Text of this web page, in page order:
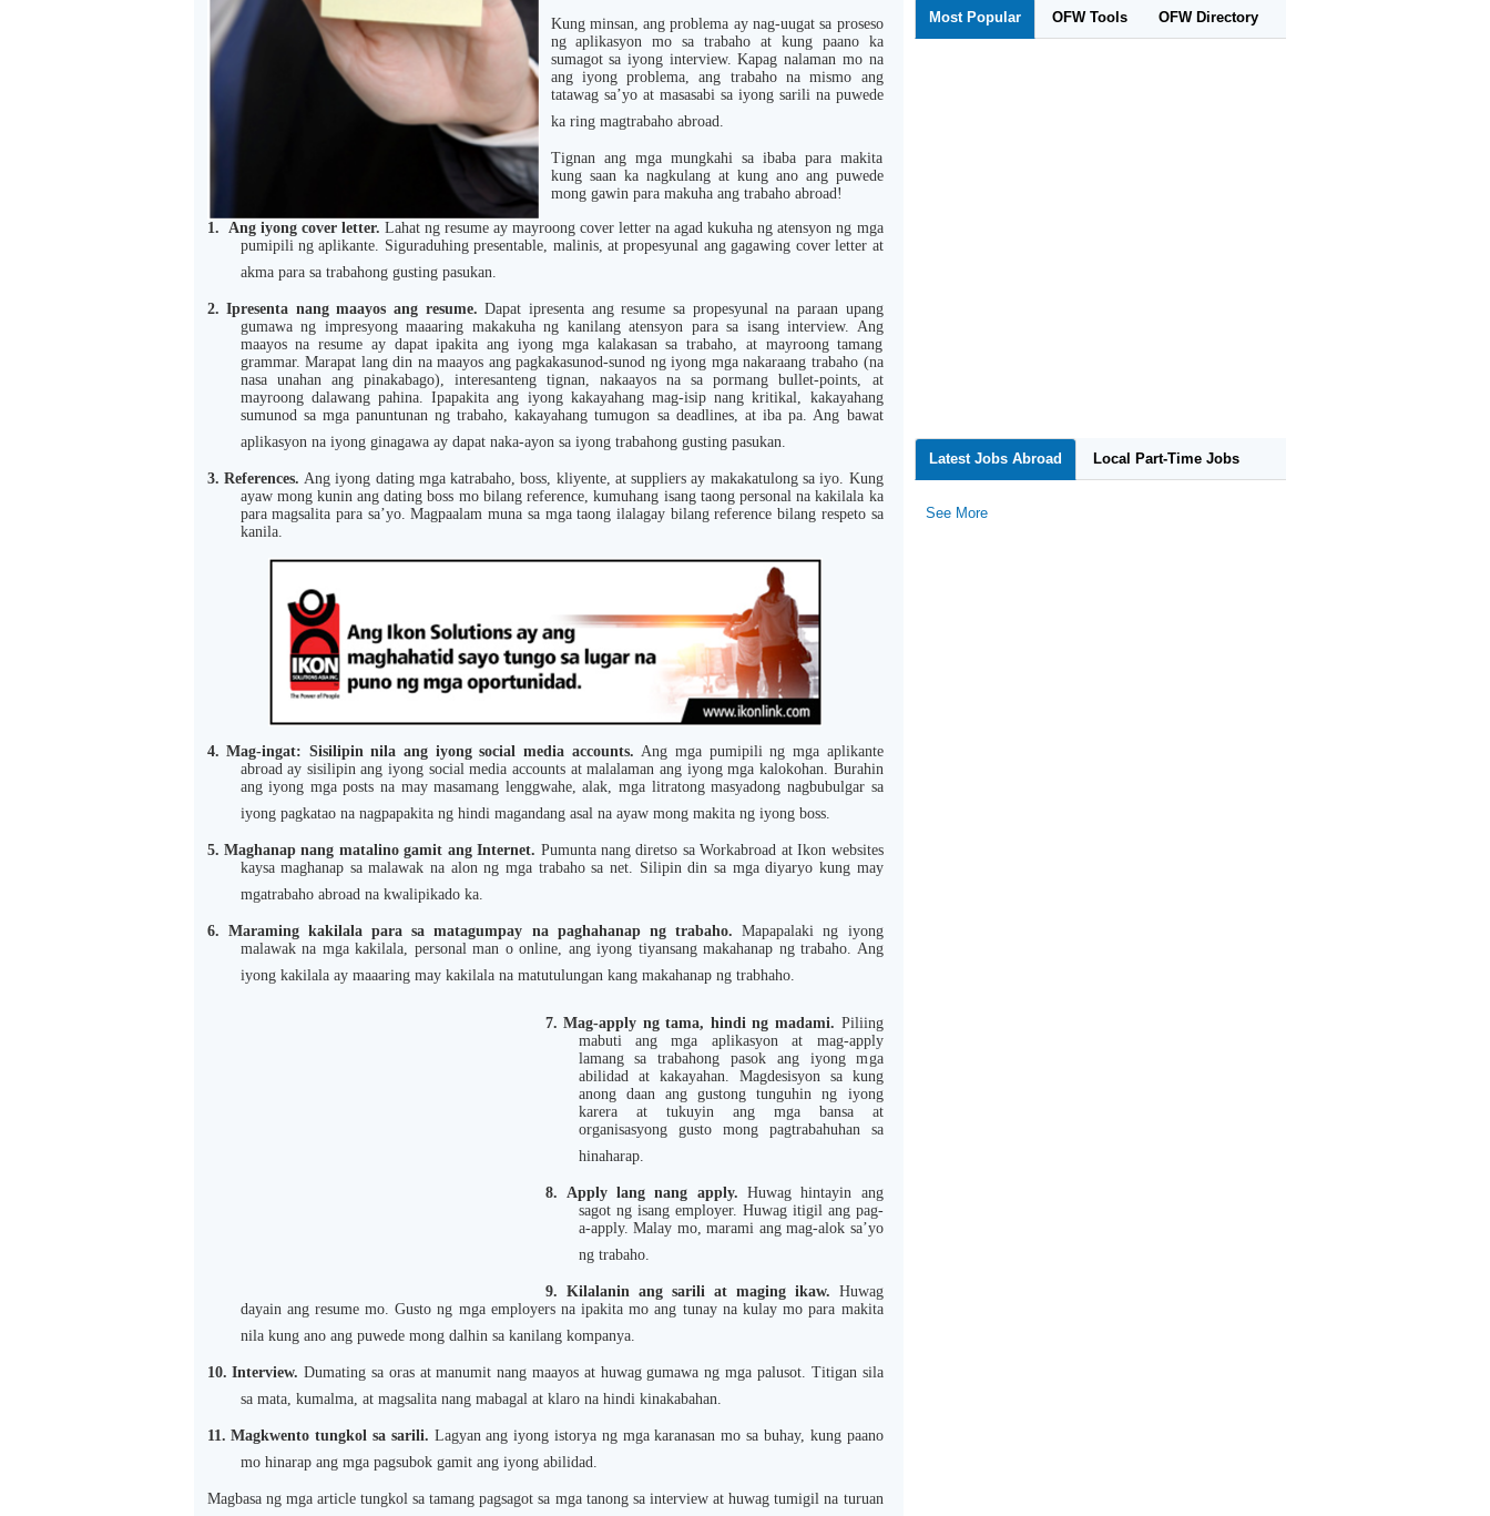
Kung minsan, ang problema ay nag-uugat sa proseso
ng aplikasyon mo sa trabaho at kung paano ka
sumagot sa iyong interview. Kapag nalaman mo na
ang iyong problema, ang trabaho na mismo ang
tatawag sa’yo at masasabi sa iyong sarili na puwede
ka ring magtrabaho abroad.
Tignan ang mga mungkahi sa ibaba para makita
kung saan ka nagkulang at kung ano ang puwede
mong gawin para makuha ang trabaho abroad!
1. Ang iyong cover letter. Lahat ng resume ay mayroong cover letter na agad kukuha ng atensyon ng mga
pumipili ng aplikante. Siguraduhing presentable, malinis, at propesyunal ang gagawing cover letter at
akma para sa trabahong gusting pasukan.
2. Ipresenta nang maayos ang resume.Dapat ipresenta ang resume sa propesyunal na paraan upang
gumawa ng impresyong maaaring makakuha ng kanilang atensyon para sa isang interview. Ang
maayos na resume ay dapat ipakita ang iyong mga kalakasan sa trabaho, at mayroong tamang
grammar. Marapat lang din na maayos ang pagkakasunod-sunod ng iyong mga nakaraang trabaho (na
nasa unahan ang pinakabago), interesanteng tignan, nakaayos na sa pormang bullet-points, at
mayroong dalawang pahina. Ipapakita ang iyong kakayahang mag-isip nang kritikal, kakayahang
sumunod sa mga panuntunan ng trabaho, kakayahang tumugon sa deadlines, at iba pa. Ang bawat
aplikasyon na iyong ginagawa ay dapat naka-ayon sa iyong trabahong gusting pasukan.
3. References.Ang iyong dating mga katrabaho, boss, kliyente, at suppliers ay makakatulong sa iyo. Kung
ayaw mong kunin ang dating boss mo bilang reference, kumuhang isang taong personal na kakilala ka
para magsalita para sa’yo. Magpaalam muna sa mga taong ilalagay bilang reference bilang respeto sa
kanila.
4. Mag-ingat: Sisilipin nila ang iyong social media accounts.Ang mga pumipili ng mga aplikante
abroad ay sisilipin ang iyong social media accounts at malalaman ang iyong mga kalokohan. Burahin
ang iyong mga posts na may masamang lenggwahe, alak, mga litratong masyadong nagbubulgar sa
iyong pagkatao na nagpapakita ng hindi magandang asal na ayaw mong makita ng iyong boss.
5. Maghanap nang matalino gamit ang Internet. Pumunta nang diretso saWorkabroad at Ikon websites
kaysa maghanap sa malawak na alon ng mga trabaho sa net. Silipin din sa mga diyaryo kung may
mgatrabaho abroad na kwalipikado ka.
6. Maraming kakilala para sa matagumpay na paghahanap ng trabaho.Mapapalaki ng iyong
malawak na mga kakilala, personal man o online, ang iyong tiyansang makahanap ng trabaho. Ang
iyong kakilala ay maaaring may kakilala na matutulungan kang makahanap ng trabhaho.
7. Mag-apply ng tama, hindi ng madami. Piliing
mabuti ang mga aplikasyon at mag-apply
lamang sa trabahong pasok ang iyong mga
abilidad at kakayahan. Magdesisyon sa kung
anong daan ang gustong tunguhin ng iyong
karera at tukuyin ang mga bansa at
organisasyong gusto mong pagtrabahuhan sa
hinaharap.
8. Apply lang nang apply. Huwag hintayin ang
sagot ng isang employer. Huwag itigil ang pag-
a-apply. Malay mo, marami ang mag-alok sa’yo
ng trabaho.
9. Kilalanin ang sarili at maging ikaw. Huwag
dayain ang resume mo. Gusto ng mga employers na ipakita mo ang tunay na kulay mo para makita
nila kung ano ang puwede mong dalhin sa kanilang kompanya.
10. Interview.Dumating sa oras at manumit nang maayos at huwag gumawa ng mga palusot. Titigan sila
sa mata, kumalma, at magsalita nang mabagal at klaro na hindi kinakabahan.
11. Magkwento tungkol sa sarili. Lagyan ang iyong istorya ng mga karanasan mo sa buhay, kung paano
mo hinarap ang mga pagsubok gamit ang iyong abilidad.
Magbasa ng mga article tungkol sa tamang pagsagot sa mga tanong sa interview at huwag tumigil na turuan
Most Popular OFW Tools OFW Directory
Latest Jobs Abroad Local Part-Time Jobs
See More